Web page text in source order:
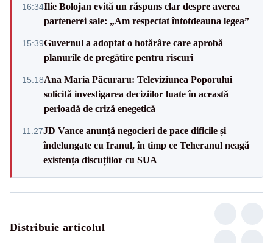
16:34Ilie Bolojan evită un răspuns clar despre averea
partenerei sale: „Am respectat întotdeauna legea”
15:39Guvernul a adoptat o hotărâre care aprobă
planurile de pregătire pentru riscuri
15:18Ana Maria Păcuraru: Televiziunea Poporului
solicită investigarea deciziilor luate în această
perioadă de criză enegetică
11:27JD Vance anunță negocieri de pace dificile și
îndelungate cu Iranul, în timp ce Teheranul neagă
existența discuțiilor cu SUA
Distribuie articolul